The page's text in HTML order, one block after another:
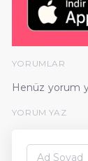
YORUMLAR
Henüz yorum
YORUM YAZ